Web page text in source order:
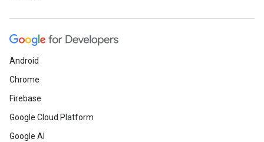
Android
Chrome
Firebase
Google Cloud Platform
Google AI